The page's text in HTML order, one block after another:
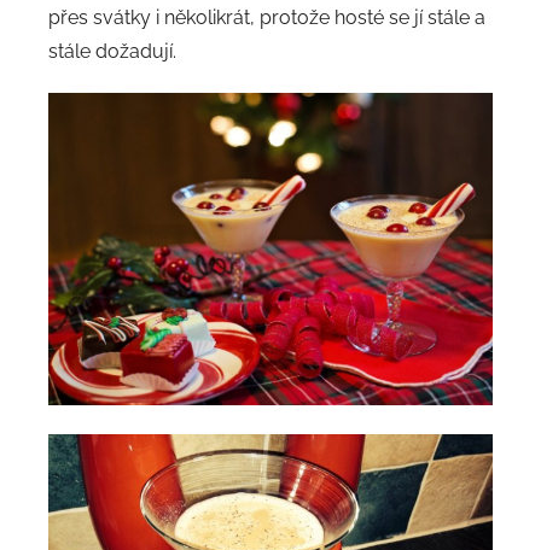
přes svátky i několikrát, protože hosté se jí stále a
stále dožadují.